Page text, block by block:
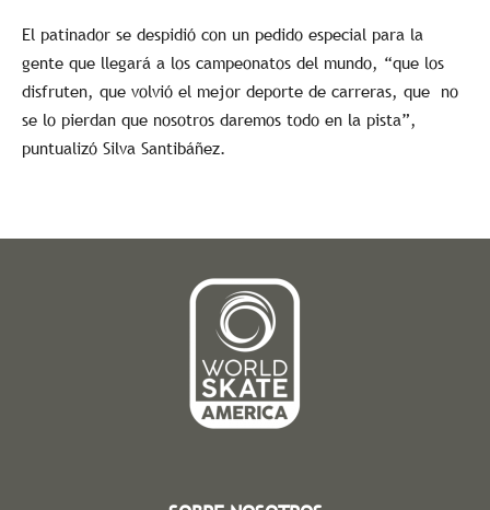
El patinador se despidió con un pedido especial para la
gente que llegará a los campeonatos del mundo, “que los
disfruten, que volvió el mejor deporte de carreras, que no
se lo pierdan que nosotros daremos todo en la pista”,
puntualizó Silva Santibáñez.